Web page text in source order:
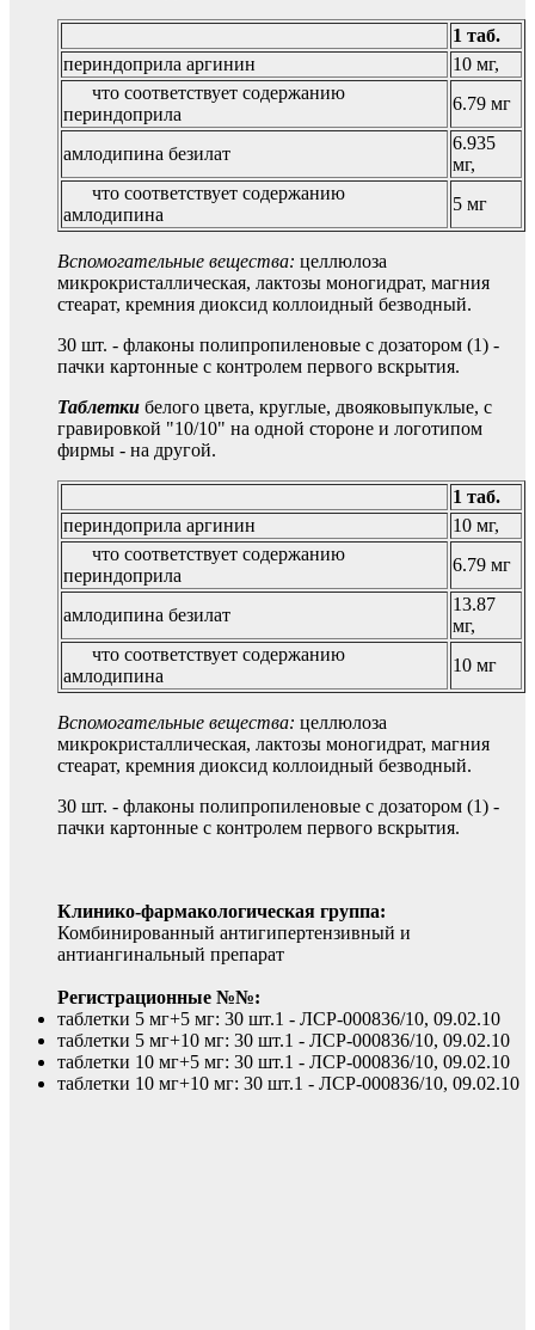
1 таб.
периндоприла аргинин
10 мг,
что соответствует содержанию
периндоприла
6.79 мг
амлодипина безилат
6.935
мг,
что соответствует содержанию
амлодипина
5 мг
Вспомогательные вещества: целлюлоза
микрокристаллическая, лактозы моногидрат, магния
стеарат, кремния диоксид коллоидный безводный.
30 шт. - флаконы полипропиленовые с дозатором (1) -
пачки картонные с контролем первого вскрытия.
Таблетки белого цвета, круглые, двояковыпуклые, с
гравировкой "10/10" на одной стороне и логотипом
фирмы - на другой.
1 таб.
периндоприла аргинин
10 мг,
что соответствует содержанию
периндоприла
6.79 мг
амлодипина безилат
13.87
мг,
что соответствует содержанию
амлодипина
10 мг
Вспомогательные вещества: целлюлоза
микрокристаллическая, лактозы моногидрат, магния
стеарат, кремния диоксид коллоидный безводный.
30 шт. - флаконы полипропиленовые с дозатором (1) -
пачки картонные с контролем первого вскрытия.
Клинико-фармакологическая группа:
Комбинированный антигипертензивный и
антиангинальный препарат
Регистрационные №№:
таблетки 5 мг+5 мг: 30 шт.1 - ЛСР-000836/10, 09.02.10
таблетки 5 мг+10 мг: 30 шт.1 - ЛСР-000836/10, 09.02.10
таблетки 10 мг+5 мг: 30 шт.1 - ЛСР-000836/10, 09.02.10
таблетки 10 мг+10 мг: 30 шт.1 - ЛСР-000836/10, 09.02.10